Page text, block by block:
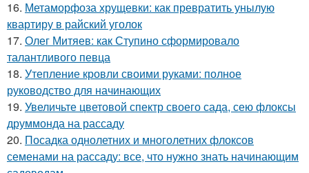
16. Метаморфоза хрущевки: как превратить унылую
квартиру в райский уголок
17. Олег Митяев: как Ступино сформировало
талантливого певца
18. Утепление кровли своими руками: полное
руководство для начинающих
19. Увеличьте цветовой спектр своего сада, сею флоксы
друммонда на рассаду
20. Посадка однолетних и многолетних флоксов
семенами на рассаду: все, что нужно знать начинающим